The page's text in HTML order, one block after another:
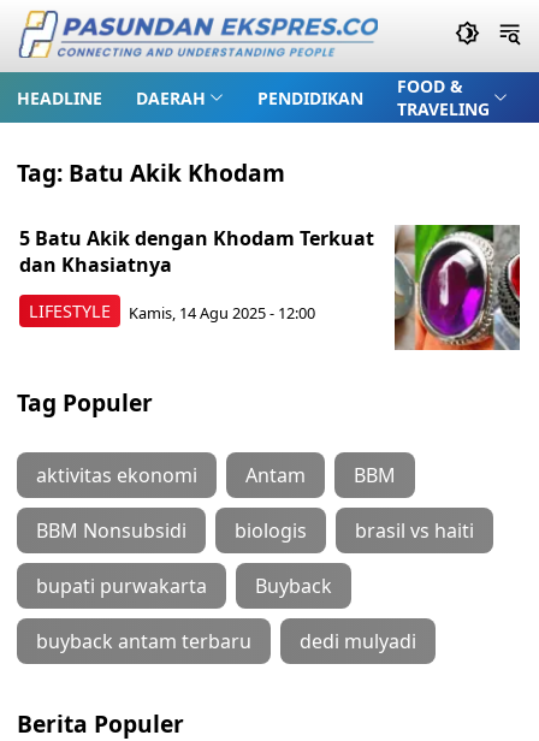
HEADLINE DAERAH PENDIDIKAN
FOOD &
TRAVELING
Tag: Batu Akik Khodam
LIFESTYLE
5 Batu Akik dengan Khodam Terkuat
dan Khasiatnya
Kamis, 14 Agu 2025 - 12:00
Tag Populer
aktivitas ekonomi Antam BBM
BBM Nonsubsidi biologis brasil vs haiti
bupati purwakarta Buyback
buyback antam terbaru dedi mulyadi
Berita Populer